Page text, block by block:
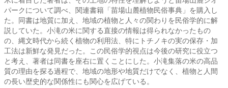
パークについて調べ、関連書籍「苗場山麓植物民俗事典」を購入し
た。同書は地質に加え、地域の植物と人々の関わりを民俗学的に解
説していた。小滝の米に関する直接の情報は得られなかったもの
の、縄文時代から続く植物の利用法、特にトチノキの実の保存・加
工法は新鮮な発見だった。この民俗学的視点は今後の研究に役立つ
と考え、著者は同書を座右に置くことにした。小滝集落の米の高品
質の理由を探る過程で、地域の地形や地質だけでなく、植物と人間
の長い歴史的な関係性にも関心を広げている。